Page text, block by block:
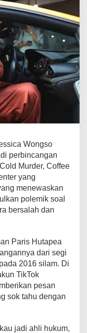
Wongso
perbincangan
Murder, Coffee
yang
menewaskan
polemik soal
bersalah dan
Paris Hutapea
dari segi
2016 silam. Di
TikTok
pesan
sok tahu dengan
jadi ahli hukum,